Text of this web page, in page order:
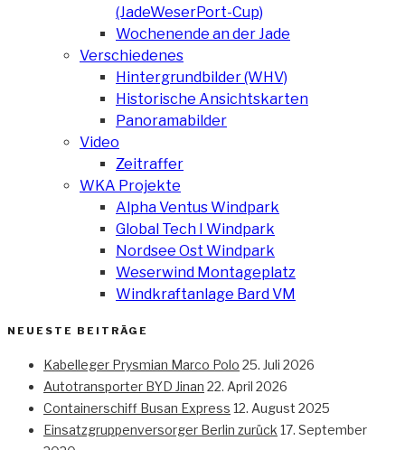
(JadeWeserPort-Cup)
Wochenende an der Jade
Verschiedenes
Hintergrundbilder (WHV)
Historische Ansichtskarten
Panoramabilder
Video
Zeitraffer
WKA Projekte
Alpha Ventus Windpark
Global Tech I Windpark
Nordsee Ost Windpark
Weserwind Montageplatz
Windkraftanlage Bard VM
NEUESTE BEITRÄGE
Kabelleger Prysmian Marco Polo 25. Juli 2026
Autotransporter BYD Jinan 22. April 2026
Containerschiff Busan Express 12. August 2025
Einsatzgruppenversorger Berlin zurück 17. September